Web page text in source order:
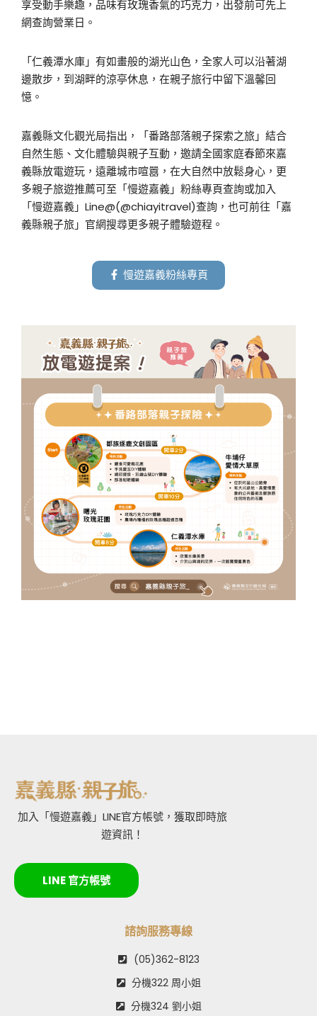
享受動手樂趣，品味有玫瑰香氣的巧克力，出發前可先上
網查詢營業日。
「仁義潭水庫」有如畫般的湖光山色，全家人可以沿著湖
邊散步，到湖畔的涼亭休息，在親子旅行中留下溫馨回
憶。
嘉義縣文化觀光局指出，「番路部落親子探索之旅」結合
自然生態、文化體驗與親子互動，邀請全國家庭春節來嘉
義縣放電遊玩，遠離城市喧囂，在大自然中放鬆身心，更
多親子旅遊推薦可至「慢遊嘉義」粉絲專頁查詢或加入
「慢遊嘉義」Line@(@chiayitravel)查詢，也可前往「嘉
義縣親子旅」官網搜尋更多親子體驗遊程。
慢遊嘉義粉絲專頁
加入「慢遊嘉義」LINE官方帳號，獲取即時旅
遊資訊！
LINE 官方帳號
諮詢服務專線
(05)362-8123
分機322 周小姐
分機324 劉小姐